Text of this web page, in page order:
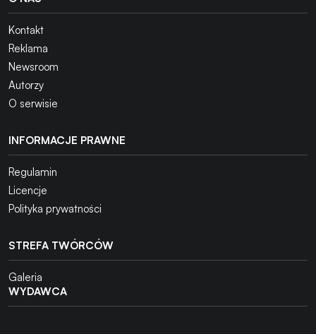
Kontakt
Reklama
Newsroom
Autorzy
O serwisie
INFORMACJE PRAWNE
Regulamin
Licencje
Polityka prywatności
STREFA TWÓRCÓW
Galeria
WYDAWCA